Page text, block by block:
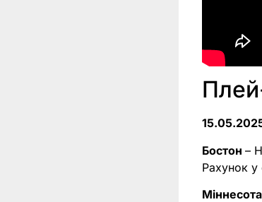
Бостон–
Рахунок у